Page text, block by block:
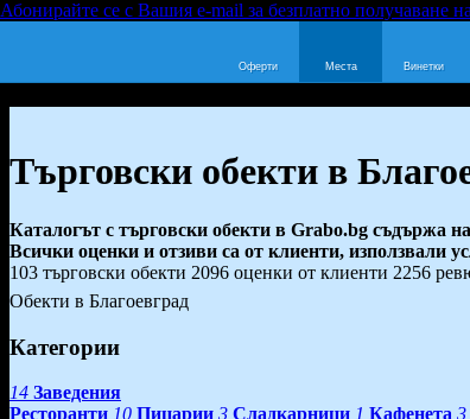
Абонирайте се с Вашия e-mail за безплатно получаване
Оферти Места Винетки
Търговски обекти в
Каталогът с търговски обекти в Grabo.bg съдържа
Всички оценки и отзиви са от клиенти, използвали
103 търговски обекти 2096 оценки от клиенти 2256
Обекти в Благоевград
Категории
14 Заведения
Ресторанти 10 Пицарии 3 Сладкарници 1 Кафенета 3